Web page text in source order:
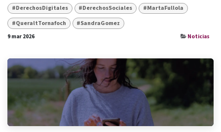
#DerechosDigitales #DerechosSociales
#MartaFullola
#QueraltTornafoch
#SandraGomez
9 mar 2026
Noticias